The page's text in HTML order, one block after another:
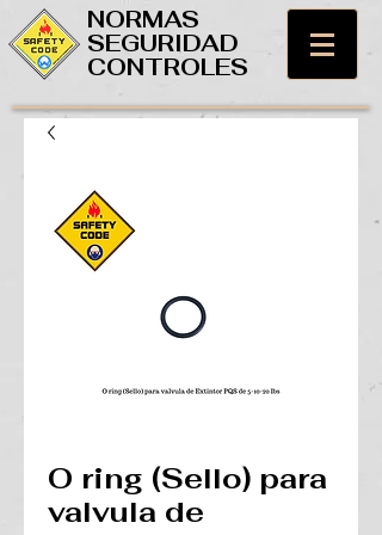
NORMAS
SEGURIDAD
CONTROLES
O ring (Sello) para
valvula de